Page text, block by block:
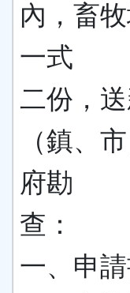
內，畜
一式
二份，
（鎮、
府勘
查：
一、申請